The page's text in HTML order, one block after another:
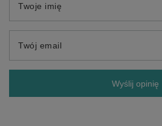
Twoje imię
Twój email
Wyślij opinię